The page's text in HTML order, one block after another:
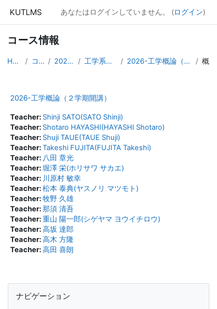
KUTLMS あなたはログインしていません。 (ログイン)
コース情報
Home コース 2026年度 工学系共通科目 2026-工学概論（2学期開講） 概要
2026-工学概論（２学期開講）
Teacher: Shinji SATO(SATO Shinji)
Teacher: Shotaro HAYASHI(HAYASHI Shotaro)
Teacher: Shuji TAUE(TAUE Shuji)
Teacher:Takeshi FUJITA(FUJITA Takeshi)
Teacher: 八田 章光
Teacher:堀澤 栄(ホリサワ サカエ)
Teacher: 川原村 敏幸
Teacher:松本 泰典(ヤスノリ マツモト)
Teacher:牧野 久雄
Teacher:那須 清吾
Teacher:重山 陽一郎(シゲヤマ ヨウイチロウ)
Teacher:高坂 達郎
Teacher:高木 方隆
Teacher:高田 喜朗
ブロック
ナビゲーション